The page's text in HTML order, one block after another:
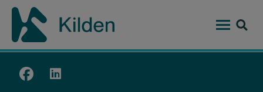
Hopp
hovedinnhold
Top